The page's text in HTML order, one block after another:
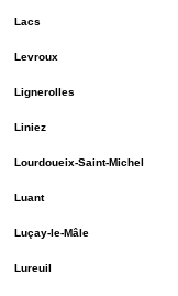
Lacs
Levroux
Lignerolles
Liniez
Lourdoueix-Saint-Michel
Luant
Luçay-le-Mâle
Lureuil